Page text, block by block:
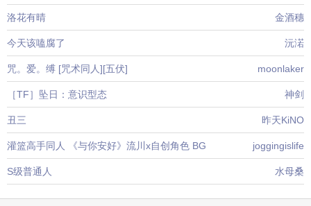
洛花有晴 金酒穗
今天该嗑腐了 沅渃
咒。爱。缚 [咒术同人][五伏] moonlaker
［TF］坠日：意识型态 神剑
丑三 昨天KiNO
灌篮高手同人 《与你安好》流川x自创角色 BG joggingislife
S级普通人 水母桑